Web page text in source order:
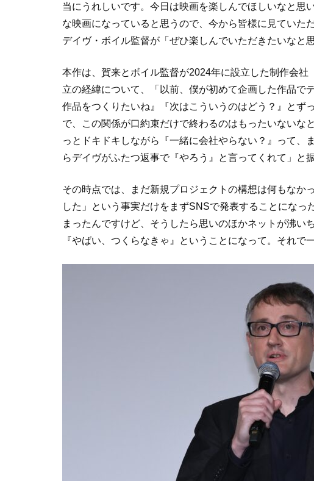
当にうれしいです。今日は映画を楽しんでほしいなと思
な映画になっていると思うので、今から皆様に見ていた
デイヴ・ボイル監督が「ぜひ楽しんでいただきたいなと
本作は、賀来とボイル監督が2024年に設立した制作会
立の経緯について、「以前、僕が初めて企画した作品で
作品をつくりたいね』『次はこういうのはどう？』とず
で、この関係が口約束だけで終わるのはもったいないな
っとドキドキしながら『一緒に会社やらない？』って、
らデイヴがふたつ返事で『やろう』と言ってくれて」と振
その時点では、まだ新規プロジェクトの構想は何もなか
した」という事実だけをまずSNSで発表することにな
まったんですけど、そうしたら思いのほかネットが沸
『やばい、つくらなきゃ』ということになって。それで